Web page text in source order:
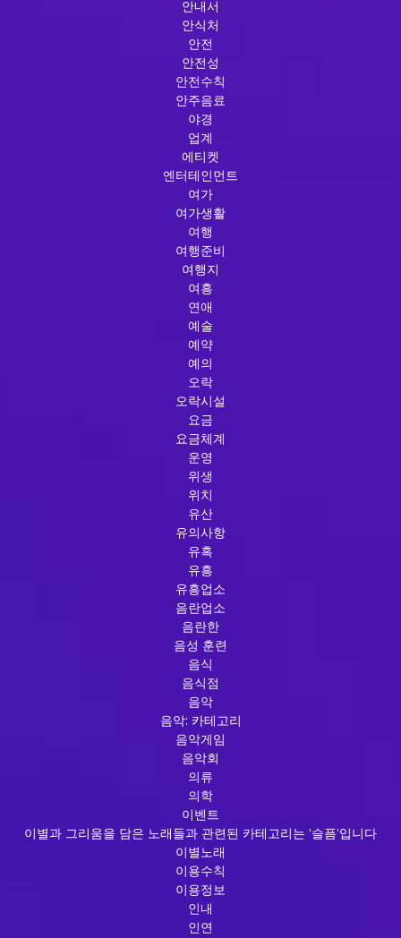
안내서
안식처
안전
안전성
안전수칙
안주음료
야경
업계
에티켓
엔터테인먼트
여가
여가생활
여행
여행준비
여행지
여흥
연애
예술
예약
예의
오락
오락시설
요금
요금체계
운영
위생
위치
유산
유의사항
유혹
유흥
유흥업소
음란업소
음란한
음성 훈련
음식
음식점
음악
음악: 카테고리
음악게임
음악회
의류
의학
이벤트
이별과 그리움을 담은 노래들과 관련된 카테고리는 '슬픔'입니다
이별노래
이용수칙
이용정보
인내
인연